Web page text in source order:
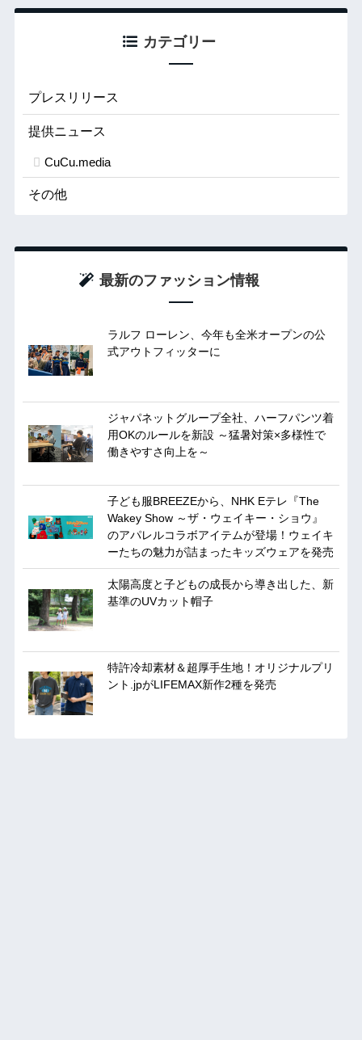
カテゴリー
プレスリリース
提供ニュース
CuCu.media
その他
最新のファッション情報
ラルフ ローレン、今年も全米オープンの公
式アウトフィッターに
ジャパネットグループ全社、ハーフパンツ着
用OKのルールを新設 ～猛暑対策×多様性で
働きやすさ向上を～
子ども服BREEZEから、NHK Eテレ『The
Wakey Show ～ザ・ウェイキー・ショウ』
のアパレルコラボアイテムが登場！ウェイキ
ーたちの魅力が詰まったキッズウェアを発売
太陽高度と子どもの成長から導き出した、新
基準のUVカット帽子
特許冷却素材＆超厚手生地！オリジナルプリ
ント.jpがLIFEMAX新作2種を発売